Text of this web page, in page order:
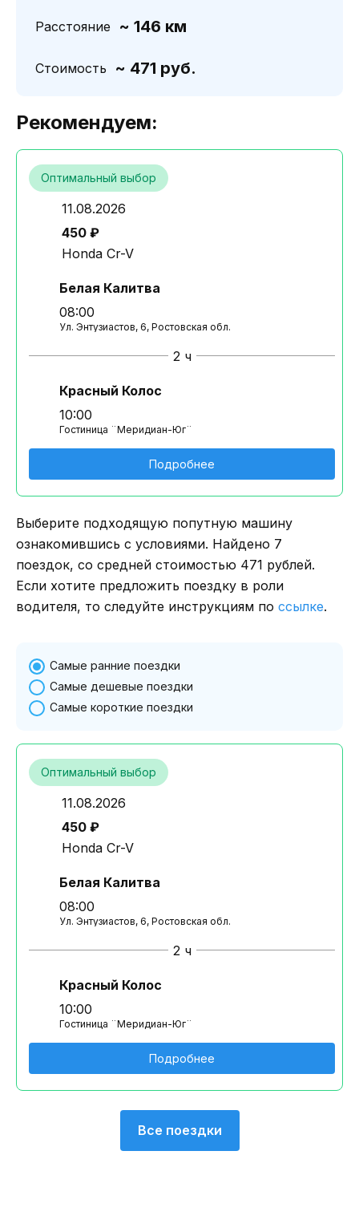
Расстояние ~ 146 км
Стоимость ~ 471 руб.
Рекомендуем:
Оптимальный выбор
11.08.2026
450 ₽
Honda Cr-V
Белая Калитва
08:00
Ул. Энтузиастов, 6, Ростовская обл.
2 ч
Красный Колос
10:00
Гостиница ¨Меридиан-Юг¨
Подробнее
Выберите подходящую попутную машину
ознакомившись с условиями. Найдено 7
поездок, со средней стоимостью 471 рублей.
Если хотите предложить поездку в роли
водителя, то следуйте инструкциям по ссылке.
Самые ранние поездки
Самые дешевые поездки
Самые короткие поездки
Оптимальный выбор
11.08.2026
450 ₽
Honda Cr-V
Белая Калитва
08:00
Ул. Энтузиастов, 6, Ростовская обл.
2 ч
Красный Колос
10:00
Гостиница ¨Меридиан-Юг¨
Подробнее
Все поездки